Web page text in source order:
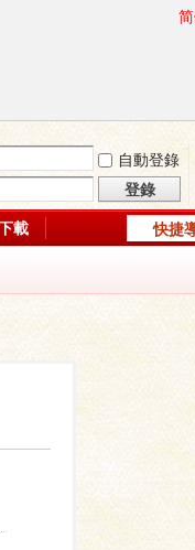
自動登錄
登錄
快捷
載